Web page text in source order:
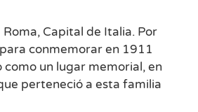
Capital de Italia. Por
conmemorar en 1911
un lugar memorial, en
perteneció a esta familia